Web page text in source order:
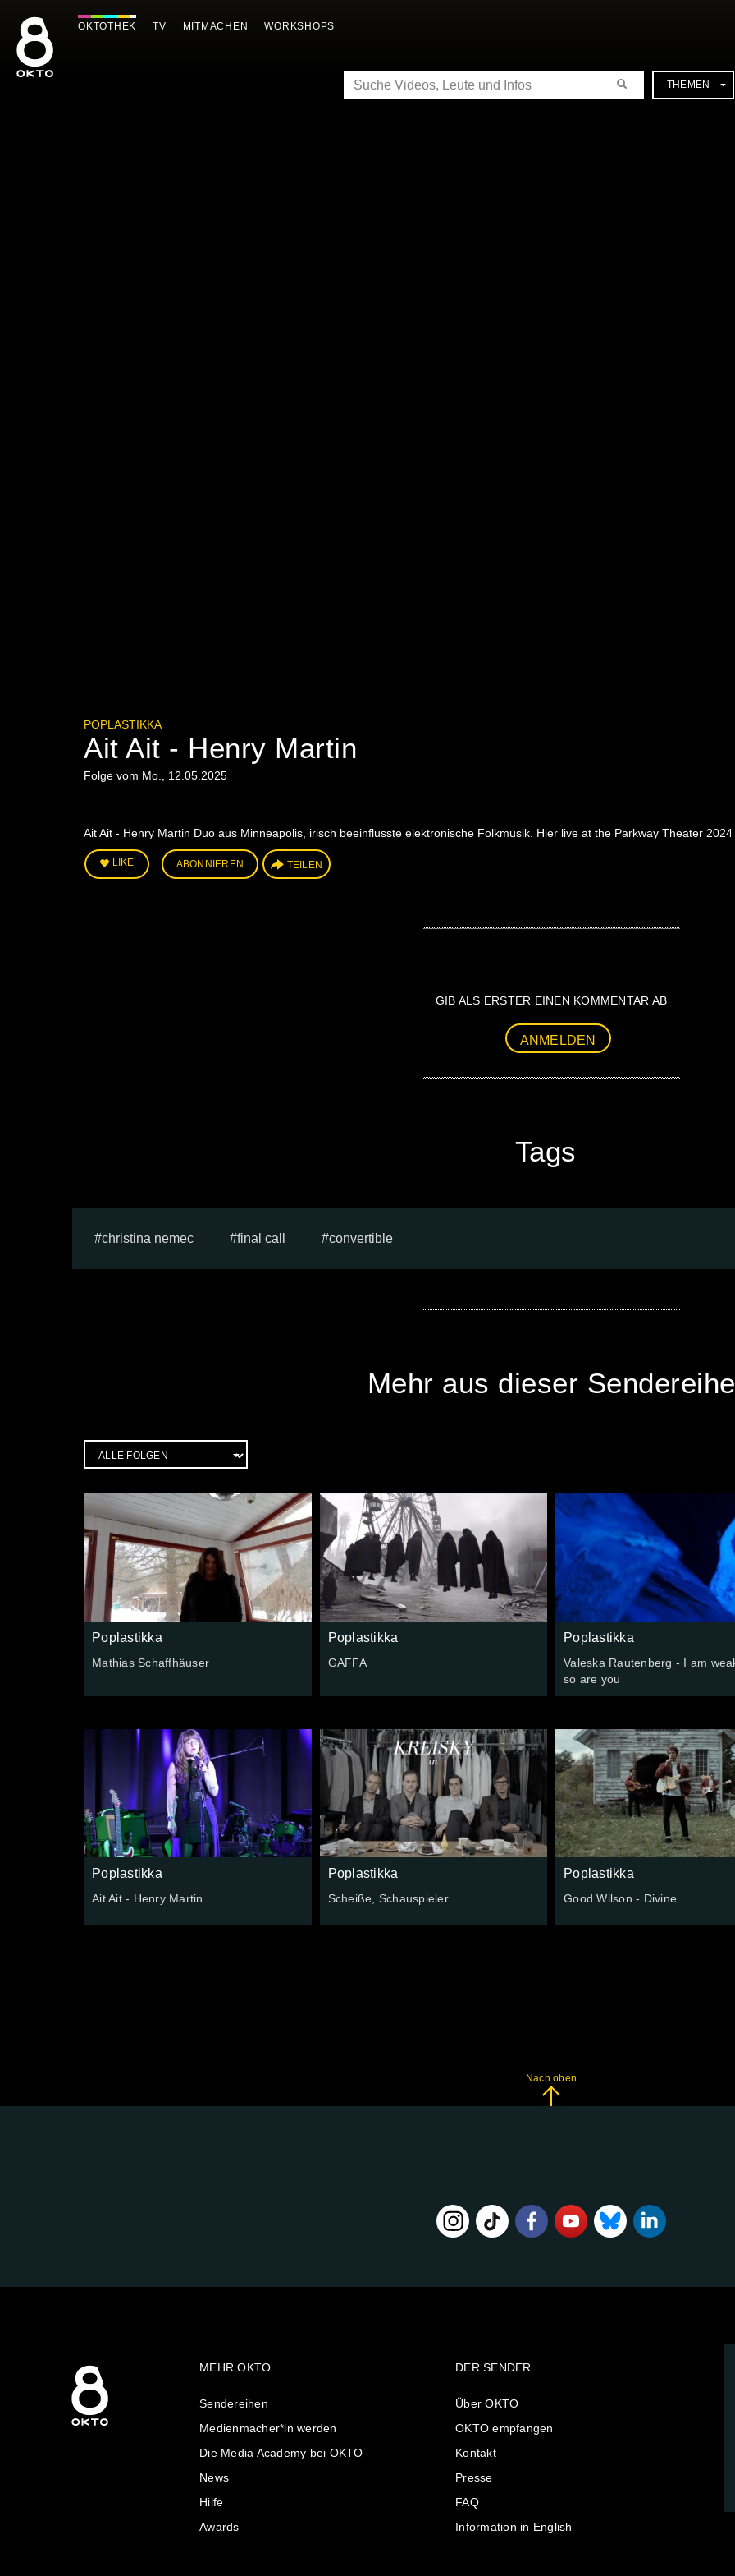
Inhalt
springen
OKTOTHEK TV MITMACHEN WORKSHOPS
SUCHE THEMEN
POPLASTIKKA
Ait Ait - Henry Martin
Folge vom Mo., 12.05.2025
Ait Ait - Henry Martin Duo aus Minneapolis, irisch beeinflusste elektronische Folkmusik. Hier live at the Parkway Theater 2024
LIKE ABONNIEREN TEILEN
GIB ALS ERSTER EINEN KOMMENTAR AB
ANMELDEN
Tags
christina nemec final call convertible
Mehr aus dieser Sendereihe
Poplastikka
Mathias Schaffhäuser
Poplastikka
GAFFA
Poplastikka
Valeska Rautenberg - I am
so are you
Poplastikka
Ait Ait - Henry Martin
Poplastikka
Scheiße, Schauspieler
Poplastikka
Good Wilson - Divine
Nach oben
MEHR OKTO
Sendereihen
Medienmacher*in werden
Die Media Academy bei OKTO
News
Hilfe
Awards
DER SENDER
Über OKTO
OKTO empfangen
Kontakt
Presse
FAQ
Information in English